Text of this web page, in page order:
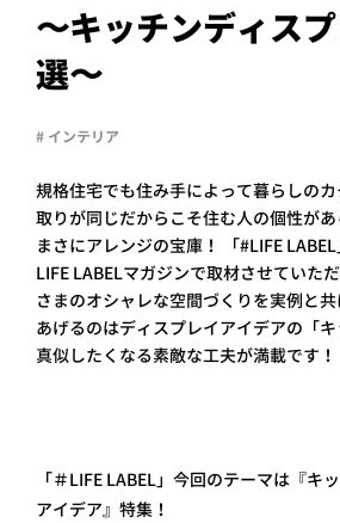
〜キッチンディス
選〜
# インテリア
規格住宅でも住み手によって暮らしの
取りが同じだからこそ住む人の個性が
まさにアレンジの宝庫！ 「#LIFE
LIFE LABELマガジンで取材させていた
さまのオシャレな空間づくりを実例と
あげるのはディスプレイアイデアの「
真似したくなる素敵な工夫が満載です！
「＃LIFE LABEL」今回のテーマは『キ
アイデア』特集！